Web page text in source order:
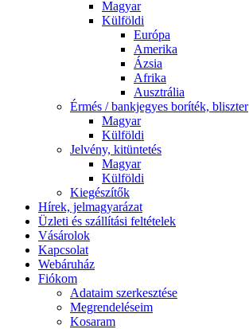
Magyar
Külföldi
Európa
Amerika
Ázsia
Afrika
Ausztrália
Érmés / bankjegyes boríték, bliszter
Magyar
Külföldi
Jelvény, kitüntetés
Magyar
Külföldi
Kiegészítők
Hírek, jelmagyarázat
Üzleti és szállítási feltételek
Vásárolok
Kapcsolat
Webáruház
Fiókom
Adataim szerkesztése
Megrendeléseim
Kosaram